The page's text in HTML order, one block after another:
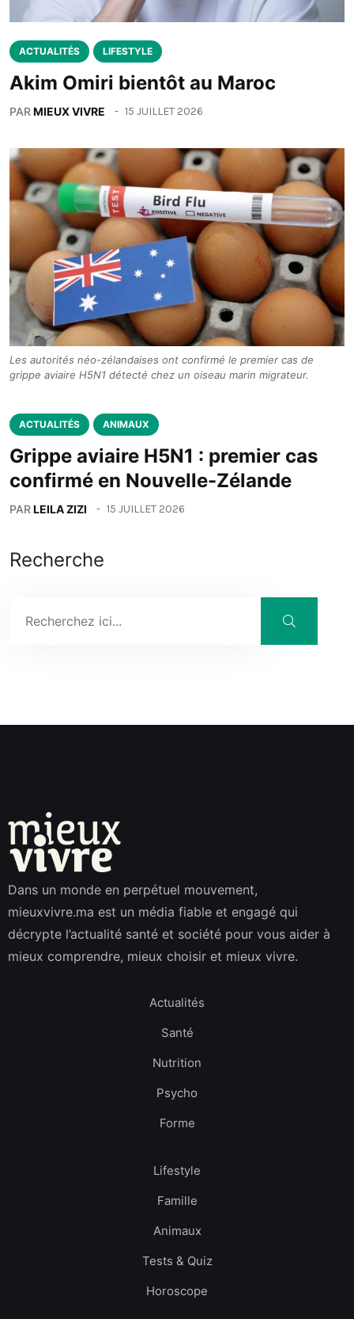
ACTUALITÉS LIFESTYLE
Akim Omiri bientôt au Maroc
PARMIEUX VIVRE 15 JUILLET 2026
Les autorités néo-zélandaises ont confirmé le premier cas de
grippe aviaire H5N1 détecté chez un oiseau marin migrateur.
ACTUALITÉS ANIMAUX
Grippe aviaire H5N1 : premier cas
confirmé en Nouvelle-Zélande
PARLEILA ZIZI 15 JUILLET 2026
Recherche
Dans un monde en perpétuel mouvement,
mieuxvivre.ma est un média fiable et engagé qui
décrypte l’actualité santé et société pour vous aider à
mieux comprendre, mieux choisir et mieux vivre.
Actualités
Santé
Nutrition
Psycho
Forme
Lifestyle
Famille
Animaux
Tests & Quiz
Horoscope